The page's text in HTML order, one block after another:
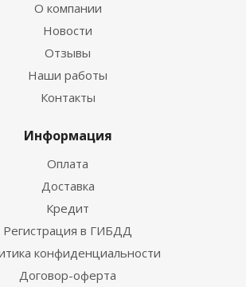
О компании
Новости
Отзывы
Наши работы
Контакты
Информация
Оплата
Доставка
Кредит
Регистрация в ГИБДД
конфиденциальности
Договор-оферта